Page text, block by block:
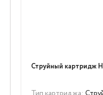
Струйный картридж